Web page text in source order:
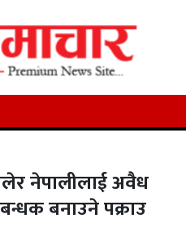
नेपालीलाई अवैध
बनाउने पक्राउ